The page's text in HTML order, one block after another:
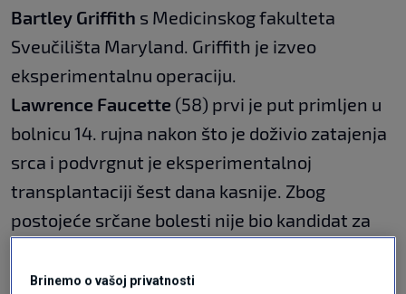
Bartley Griffith s Medicinskog fakulteta
Sveučilišta Maryland. Griffith je izveo
eksperimentalnu operaciju.
Lawrence Faucette (58) prvi je put primljen u
bolnicu 14. rujna nakon što je doživio zatajenja
srca i podvrgnut je eksperimentalnoj
transplantaciji šest dana kasnije. Zbog
postojeće srčane bolesti nije bio kandidat za
Brinemo o vašoj privatnosti